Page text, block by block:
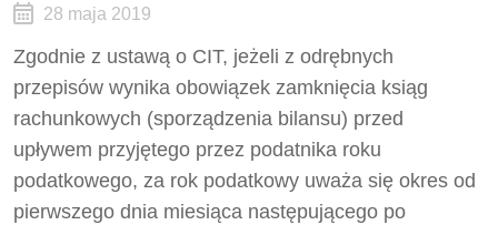
28 maja 2019
Zgodnie z ustawą o CIT, jeżeli z odrębnych
przepisów wynika obowiązek zamknięcia ksiąg
rachunkowych (sporządzenia bilansu) przed
upływem przyjętego przez podatnika roku
podatkowego, za rok podatkowy uważa się okres od
pierwszego dnia miesiąca następującego po